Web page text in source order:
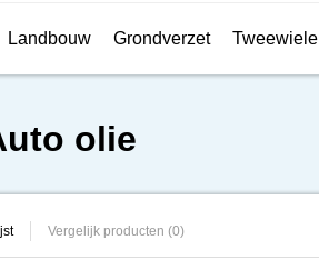
Landbouw Grondverzet
olie
Vergelijk producten (0)